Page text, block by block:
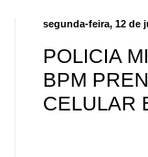
segunda-feira, 12 de
POLICIA
BPM
CELULAR